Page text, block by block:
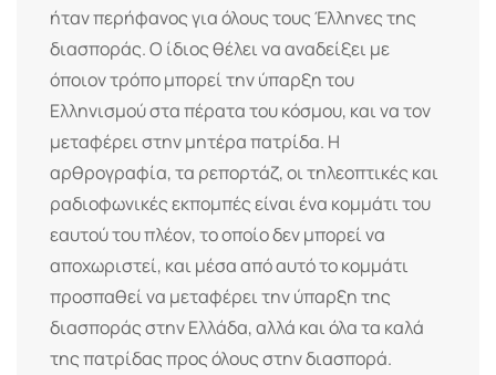
ήταν περήφανος για όλους τους Έλληνες της
διασποράς. Ο ίδιος θέλει να αναδείξει με
όποιον τρόπο μπορεί την ύπαρξη του
Ελληνισμού στα πέρατα του κόσμου, και να τον
μεταφέρει στην μητέρα πατρίδα. Η
αρθρογραφία, τα ρεπορτάζ, οι τηλεοπτικές και
ραδιοφωνικές εκπομπές είναι ένα κομμάτι του
εαυτού του πλέον, το οποίο δεν μπορεί να
αποχωριστεί, και μέσα από αυτό το κομμάτι
προσπαθεί να μεταφέρει την ύπαρξη της
διασποράς στην Ελλάδα, αλλά και όλα τα καλά
της πατρίδας προς όλους στην διασπορά.